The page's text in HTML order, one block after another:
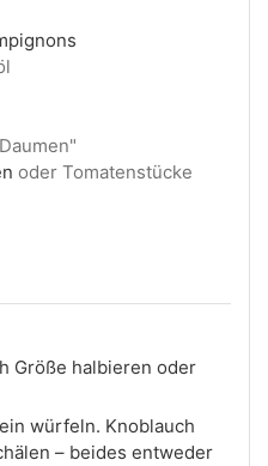
oder Tomatenstücke
Größe halbieren oder
würfeln. Knoblauch
– beides entweder